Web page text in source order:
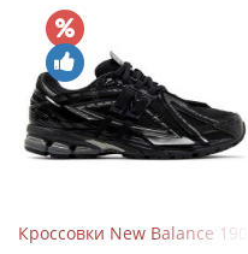
Кроссовки New Balance